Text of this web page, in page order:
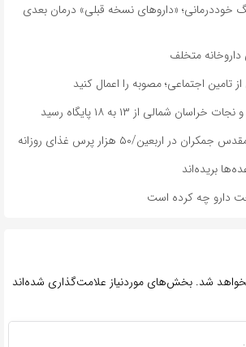
«داروهای نسخه قبلی» درمان بعدی
از تامین اجتماعی؛ مصوبه را اعمال کنید
شمالی از ۱۳ به ۱۸ پایگاه رسید
اربعین/۵۰ هزار پرس غذای روزانه
بریده‌اند
دارو چه کرده است
شد. بخش‌های موردنیاز علامت‌گذاری شده‌اند